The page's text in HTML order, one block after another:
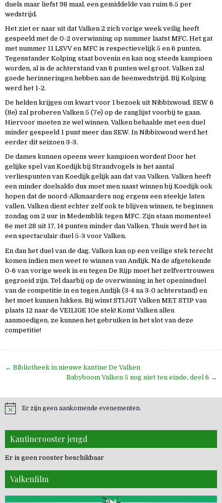
duels maar liefst 98 maal, een gemiddelde van ruim 6.5 per
wedstrijd.
Het ziet er naar uit dat Valken 2 zich vorige week veilig heeft
gespeeld met de 0-2 overwinning op nummer laatst MFC. Het gat
met nummer 11 LSVV en MFC is respectievelijk 5 en 6 punten.
Tegenstander Kolping staat bovenin en kan nog steeds kampioen
worden, al is de achterstand van 6 punten wel groot. Valken zal
goede herinneringen hebben aan de heenwedstrijd. Bij Kolping
werd het 1-2.
De helden krijgen om kwart voor 1 bezoek uit Nibbixwoud. SEW 6
(8e) zal proberen Valken 5 (7e) op de ranglijst voorbij te gaan.
Hiervoor moeten ze wel winnen. Valken behaalde met een duel
minder gespeeld 1 punt meer dan SEW. In Nibbixwoud werd het
eerder dit seizoen 3-3.
De dames kunnen opeens weer kampioen worden! Door het
gelijke spel van Koedijk bij Strandvogels is het aantal
verliespunten van Koedijk gelijk aan dat van Valken. Valken heeft
een minder doelsaldo dus moet men naast winnen bij Koedijk ook
hopen dat de noord-Alkmaarders nog ergens een steekje laten
vallen. Valken dient echter zelf ook te blijven winnen, te beginnen
zondag om 2 uur in Medemblik tegen MFC. Zijn staan momenteel
6e met 28 uit 17, 14 punten minder dan Valken. Thuis werd het in
een spectaculair duel 5-3 voor Valken.
En dan het duel van de dag. Valken kan op een veilige stek terecht
komen indien men weet te winnen van Andijk. Na de afgetekende
0-6 van vorige week in en tegen De Rijp moet het zelfvertrouwen
gegroeid zijn. Tel daarbij op de overwinning in het openinsduel
van de competitie in en tegen Andijk (3-4 na 3-0 achterstand) en
het moet kunnen lukken. Bij winst STIJGT Valken MET STIP van
plaats 12 naar de VEILIGE 10e stek! Komt Valken allen
aanmoedigen, ze kunnen het gebruiken in het slot van deze
competitie!
Bericht
← Bibliotheek in nieuwe kantine De Valken
Babyboom Valken 5 nog niet ten einde, deel 6 →
Er zijn geen aankomende evenementen.
Kantinerooster jeugd
Er is geen rooster beschikbaar
Valkenfilm